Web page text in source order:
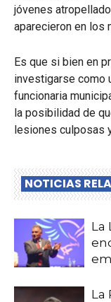
jóvenes
aparecieron en los
Es que si bien en
investigarse como
funcionaria
la posibilidad de
lesiones culposas
NOTICIAS
La
La